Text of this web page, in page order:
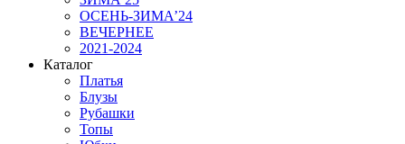
ОСЕНЬ-ЗИМА’24
ВЕЧЕРНЕЕ
2021-2024
Каталог
Платья
Блузы
Рубашки
Топы